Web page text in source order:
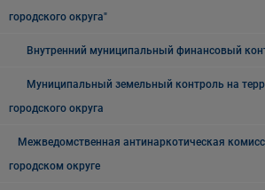
городского округа"
Внутренний муниципальный финансовый
Муниципальный земельный контроль на
городского округа
Межведомственная антинаркотическая
городском округе